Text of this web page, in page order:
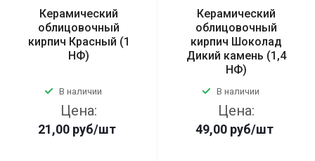
Керамический
облицовочный
кирпич Красный (1
НФ)
В наличии
Цена:
21,00 руб/шт
Керамический
облицовочный
кирпич Шоколад
Дикий камень (1,4
НФ)
В наличии
Цена:
49,00 руб/шт